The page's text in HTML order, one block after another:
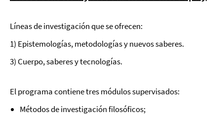
Líneas de investigación que se ofrecen:
1) Epistemologías, metodologías y nuevos saberes.
3) Cuerpo, saberes y tecnologías.
El programa contiene tres módulos supervisados:
Métodos de investigación filosóficos;